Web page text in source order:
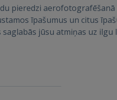
paroli?
pieredzi
īpašumus un citus
jūsu atmiņas uz ilgu